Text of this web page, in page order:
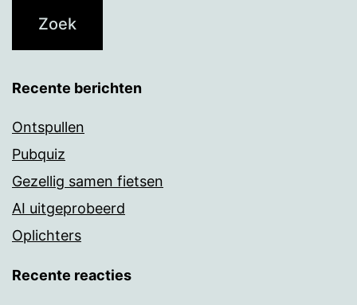
Recente berichten
Ontspullen
Pubquiz
Gezellig samen fietsen
AI uitgeprobeerd
Oplichters
Recente reacties